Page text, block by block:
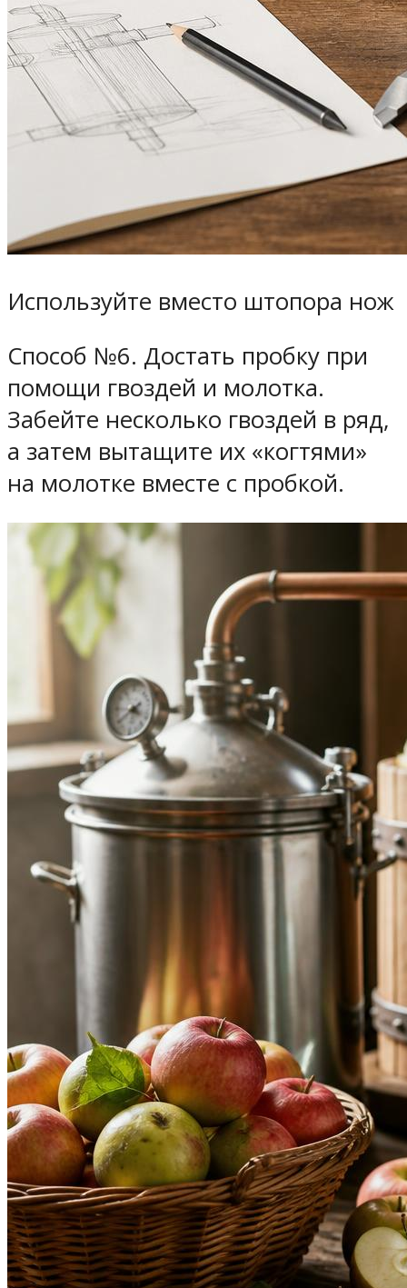
Используйте вместо штопора нож
Способ №6. Достать пробку при
помощи гвоздей и молотка.
Забейте несколько гвоздей в ряд,
а затем вытащите их «когтями»
на молотке вместе с пробкой.